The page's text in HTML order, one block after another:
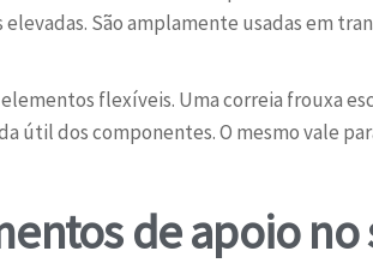
São amplamente usadas em
flexíveis. Uma correia frouxa
útil dos componentes. O mesmo vale
de apoio no